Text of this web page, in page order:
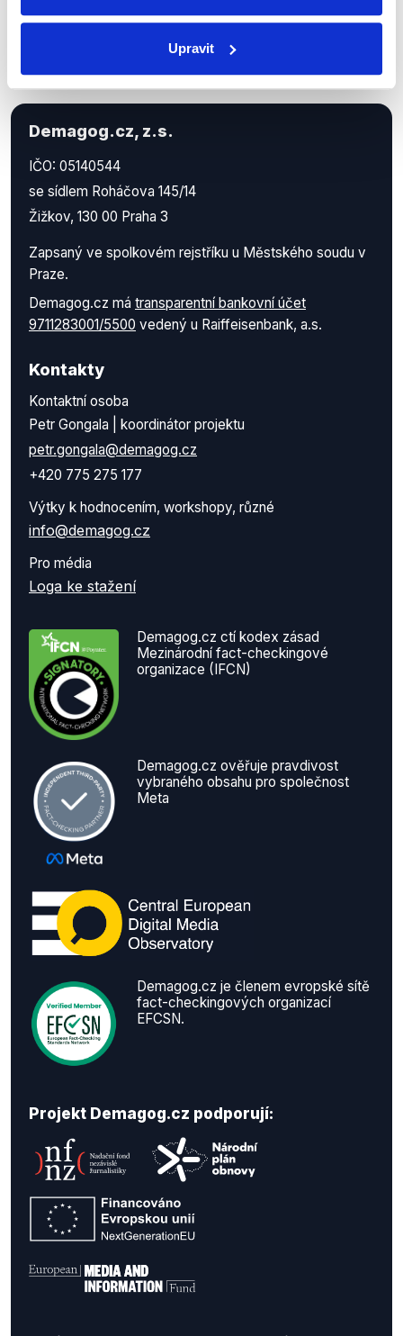
Upravit
Demagog.cz, z.s.
IČO: 05140544
se sídlem Roháčova 145/14
Žižkov, 130 00 Praha 3
Zapsaný ve spolkovém rejstříku u Městského soudu v
Praze.
Demagog.cz má transparentní bankovní účet
9711283001/5500 vedený u Raiffeisenbank, a.s.
Kontakty
Kontaktní osoba
Petr Gongala | koordinátor projektu
petr.gongala@demagog.cz
+420 775 275 177
Výtky k hodnocením, workshopy, různé
info@demagog.cz
Pro média
Loga ke stažení
Demagog.cz ctí kodex zásad
Mezinárodní fact-checkingové
organizace (IFCN)
Demagog.cz ověřuje pravdivost
vybraného obsahu pro společnost
Meta
Demagog.cz je členem evropské sítě
fact-checkingových organizací
EFCSN.
Projekt Demagog.cz podporují: